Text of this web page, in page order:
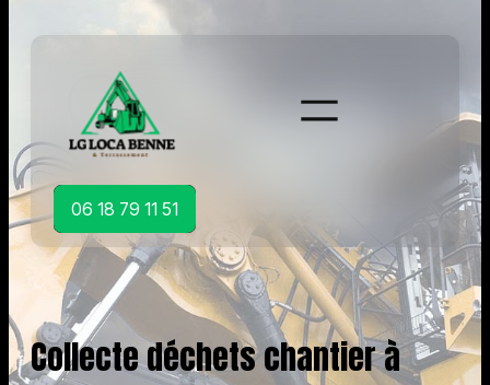
06 18 79 11 51
Collecte déchets chantier à